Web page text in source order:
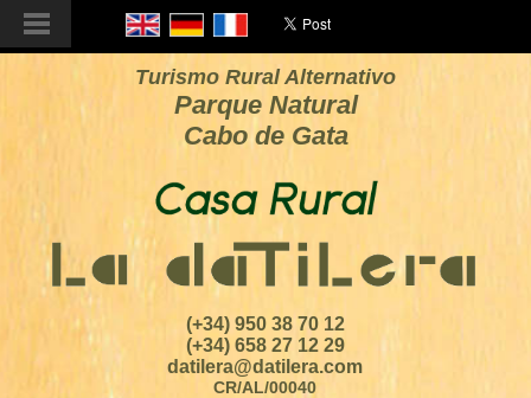
Turismo Rural Alternativo
Parque Natural
Cabo de Gata
(+34) 950 38 70 12
(+34) 658 27 12 29
datilera@datilera.com
CR/AL/00040